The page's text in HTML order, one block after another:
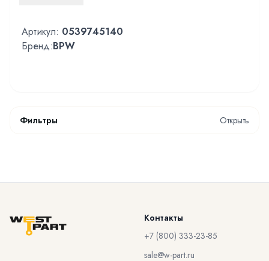
Артикул: 0539745140
Бренд:BPW
Фильтры Открыть
Контакты
+7 (800) 333-23-85
sale@w-part.ru